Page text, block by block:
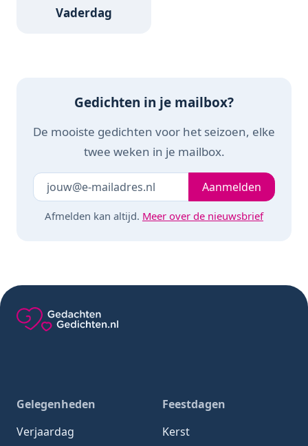
Vaderdag
Gedichten in je mailbox?
De mooiste gedichten voor het seizoen, elke
twee weken in je mailbox.
Laat dit veld leeg Je e-mailadresAanmelden
Afmelden kan altijd. Meer over de nieuwsbrief
Gelegenheden
Verjaardag
Feestdagen
Kerst